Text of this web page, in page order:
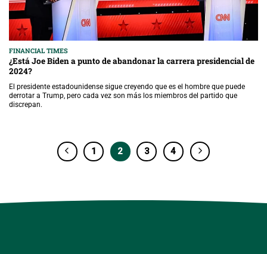
FINANCIAL TIMES
¿Está Joe Biden a punto de abandonar la carrera presidencial de
2024?
El presidente estadounidense sigue creyendo que es el hombre que puede
derrotar a Trump, pero cada vez son más los miembros del partido que
discrepan.
1 2 3 4